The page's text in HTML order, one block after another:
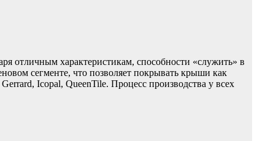
отличным характеристикам, способности «служить» в
сегменте, что позволяет покрывать крыши как
Icopal, QueenTile. Процесс производства у всех